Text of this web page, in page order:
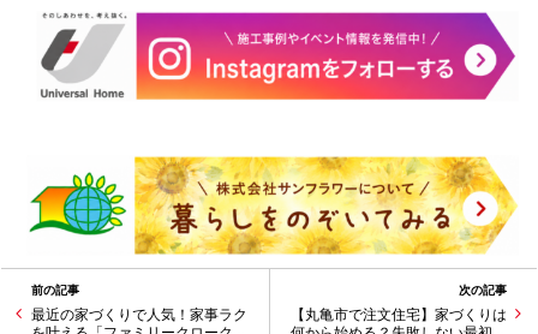
前の記事
最近の家づくりで人気！家事ラク
次の記事
【丸亀市で注文住宅】家づくりは